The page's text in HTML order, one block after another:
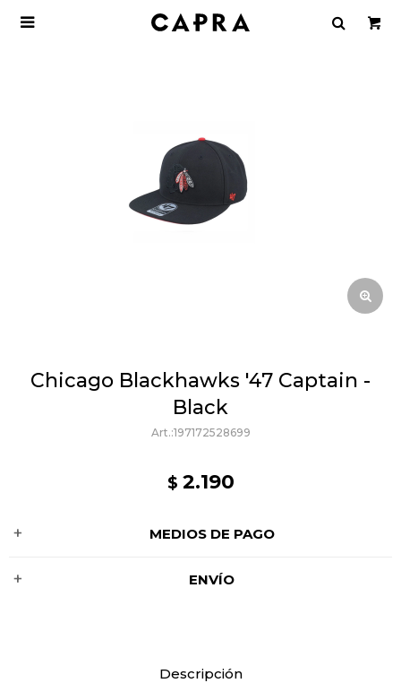

Chicago Blackhawks '47 Captain -
Black
197172528699
$ 2.190
MEDIOS DE PAGO
ENVÍO
Descripción